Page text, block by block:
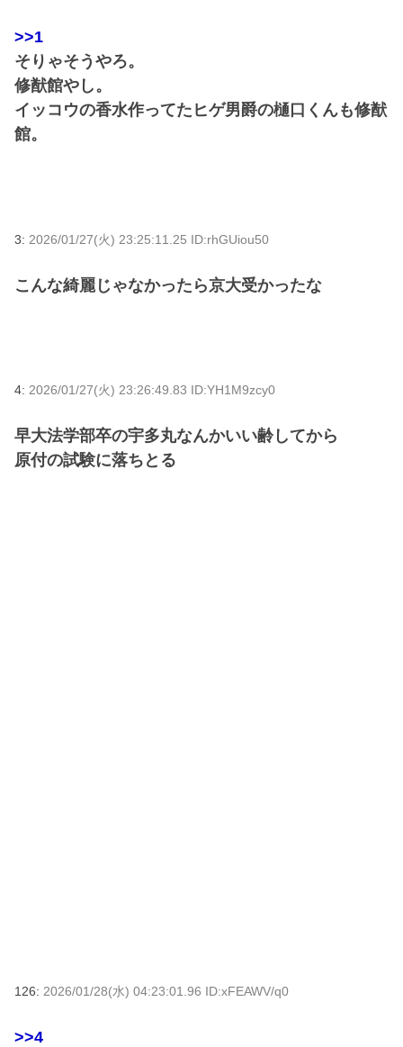
>>1
そりゃそうやろ。
修猷館やし。
イッコウの香水作ってたヒゲ男爵の樋口くんも修猷
館。
3: 2026/01/27(火) 23:25:11.25 ID:rhGUiou50
こんな綺麗じゃなかったら京大受かったな
4: 2026/01/27(火) 23:26:49.83 ID:YH1M9zcy0
早大法学部卒の宇多丸なんかいい齢してから
原付の試験に落ちとる
126: 2026/01/28(水) 04:23:01.96 ID:xFEAWV/q0
>>4